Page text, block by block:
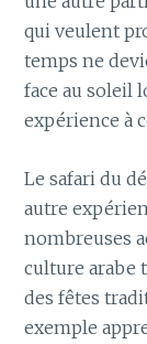
qui veulent
temps ne
face au soleil
expérience à
Le safari du
autre
nombreuses
culture arabe
des fêtes
exemple